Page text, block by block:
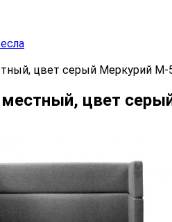
цвет серый Меркурий М-
цвет